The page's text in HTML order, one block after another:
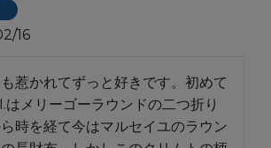
16
惹かれてずっと好きです。初めて
メリーゴーラウンドの二つ折り
時を経て今はマルセイユのラウン